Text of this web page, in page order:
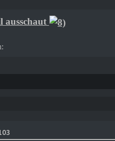
ausschaut